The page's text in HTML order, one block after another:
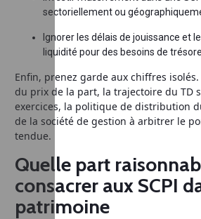
sectoriellement ou
Ignorer les délais de jouissance et
liquidité pour des besoins de
Enfin, prenez garde aux chiffres isolés.
du prix de la part, la trajectoire du TD
exercices, la politique de distribution
de la société de gestion à arbitrer le
tendue.
Quelle part
consacrer aux SCPI
patrimoine